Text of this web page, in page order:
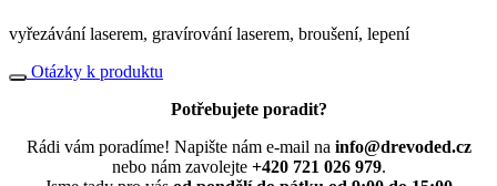
vyřezávání laserem, gravírování laserem, broušení, lepení
Otázky k produktu
Potřebujete poradit?
Rádi vám poradíme! Napište nám e-mail na info@drevoded.cz
nebo nám zavolejte +420 721 026 979.